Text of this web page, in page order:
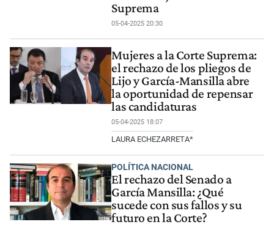
Suprema
05-04-2025 20:30
Mujeres a la Corte Suprema:
el rechazo de los pliegos de
Lijo y García-Mansilla abre
la oportunidad de repensar
las candidaturas
05-04-2025 18:07
LAURA ECHEZARRETA*
POLÍTICA NACIONAL
El rechazo del Senado a
García Mansilla: ¿Qué
sucede con sus fallos y su
futuro en la Corte?